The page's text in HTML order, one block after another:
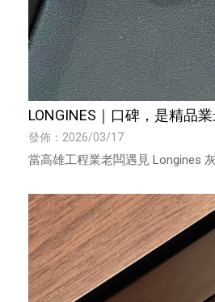
LONGINES｜口碑，是精品
發佈：2026/03/17
當高雄工程業老闆遇見 Longines